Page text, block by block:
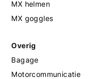
MX helmen
MX goggles
Overig
Bagage
Motorcommunicatie